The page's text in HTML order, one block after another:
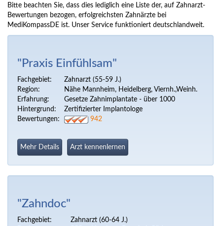
Bitte beachten Sie, dass dies lediglich eine Liste der, auf Zahnarzt-
Bewertungen bezogen, erfolgreichsten Zahnärzte bei
MediKompassDE ist. Unser Service funktioniert deutschlandweit.
"Praxis Einfühlsam"
Fachgebiet:
Zahnarzt (55-59 J.)
Region:
Nähe Mannheim, Heidelberg, Viernh.,Weinh.
Erfahrung:
Gesetze Zahnimplantate - über 1000
Hintergrund:
Zertifizierter Implantologe
Bewertungen:
942
Mehr Details Arzt kennenlernen
"Zahndoc"
Fachgebiet:
Zahnarzt (60-64 J.)